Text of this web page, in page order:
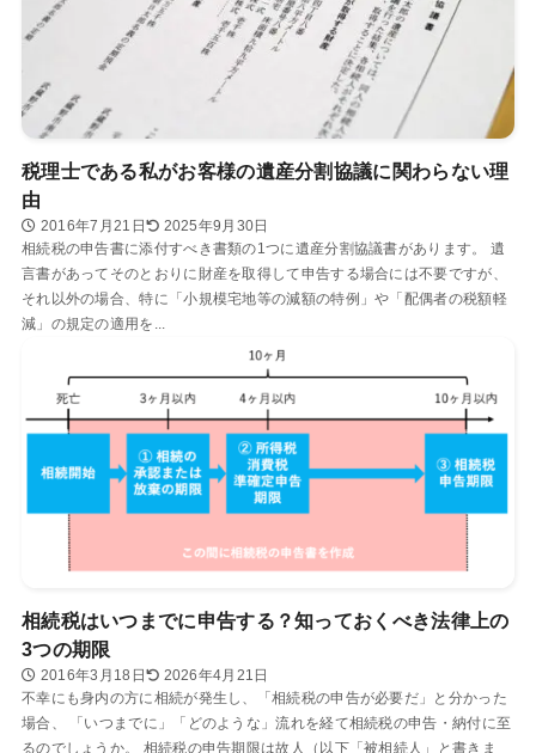
税理士である私がお客様の遺産分割協議に関わらない理
由
2016年7月21日
2025年9月30日
相続税の申告書に添付すべき書類の1つに遺産分割協議書があります。 遺
言書があってそのとおりに財産を取得して申告する場合には不要ですが、
それ以外の場合、特に「小規模宅地等の減額の特例」や「配偶者の税額軽
減」の規定の適用を...
相続税はいつまでに申告する？知っておくべき法律上の
3つの期限
2016年3月18日
2026年4月21日
不幸にも身内の方に相続が発生し、「相続税の申告が必要だ」と分かった
場合、 「いつまでに」「どのような」流れを経て相続税の申告・納付に至
るのでしょうか。 相続税の申告期限は故人（以下「被相続人」と書きま